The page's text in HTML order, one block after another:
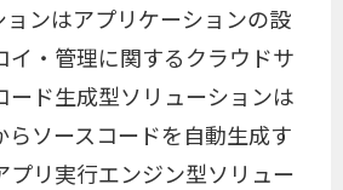
ョンはアプリケーションの設
イ・管理に関するクラウドサ
ード生成型ソリューションは
らソースコードを自動生成す
プリ実行エンジン型ソリュー